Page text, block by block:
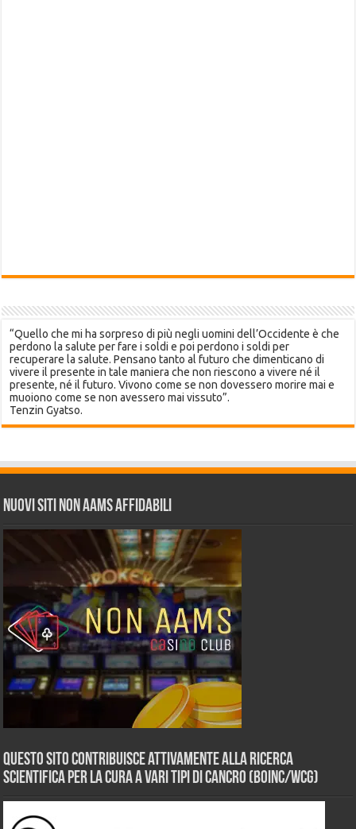
“Quello che mi ha sorpreso di più negli uomini dell’Occidente è che
perdono la salute per fare i soldi e poi perdono i soldi per
recuperare la salute. Pensano tanto al futuro che dimenticano di
vivere il presente in tale maniera che non riescono a vivere né il
presente, né il futuro. Vivono come se non dovessero morire mai e
muoiono come se non avessero mai vissuto”.
Tenzin Gyatso.
Nuovi siti non AAMS affidabili
Questo sito contribuisce attivamente alla ricerca
scientifica per la cura a vari tipi di Cancro (BOINC/WCG)